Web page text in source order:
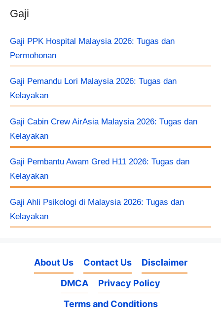
Gaji
Gaji PPK Hospital Malaysia 2026: Tugas dan
Permohonan
Gaji Pemandu Lori Malaysia 2026: Tugas dan
Kelayakan
Gaji Cabin Crew AirAsia Malaysia 2026: Tugas dan
Kelayakan
Gaji Pembantu Awam Gred H11 2026: Tugas dan
Kelayakan
Gaji Ahli Psikologi di Malaysia 2026: Tugas dan
Kelayakan
About Us Contact Us
Disclaimer
DMCA
Privacy Policy
Terms and Conditions